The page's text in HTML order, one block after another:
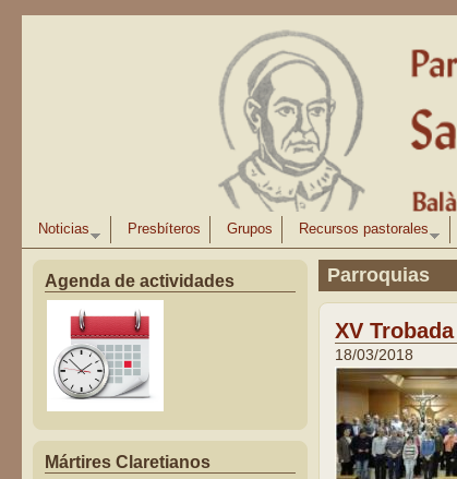
Noticias Presbíteros Grupos Recursos pastorales
Agenda de actividades
Mártires Claretianos
Parroquias
XV
18/03/2018